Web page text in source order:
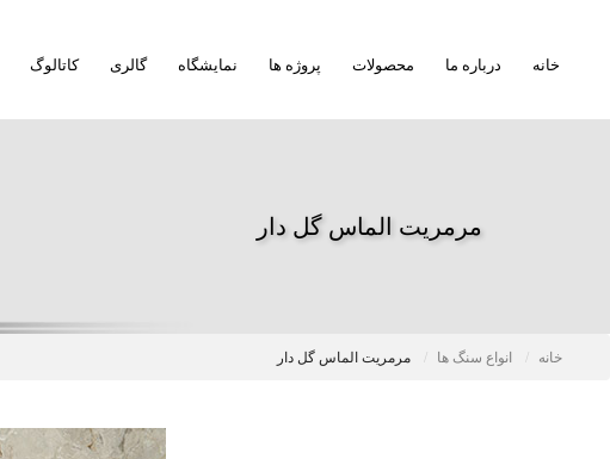
خانه درباره ما محصولات پروژه ها نمایشگاه گالری کاتالوگ
مرمریت الماس گل دار
خانه انواع سنگ ها مرمریت الماس گل دار